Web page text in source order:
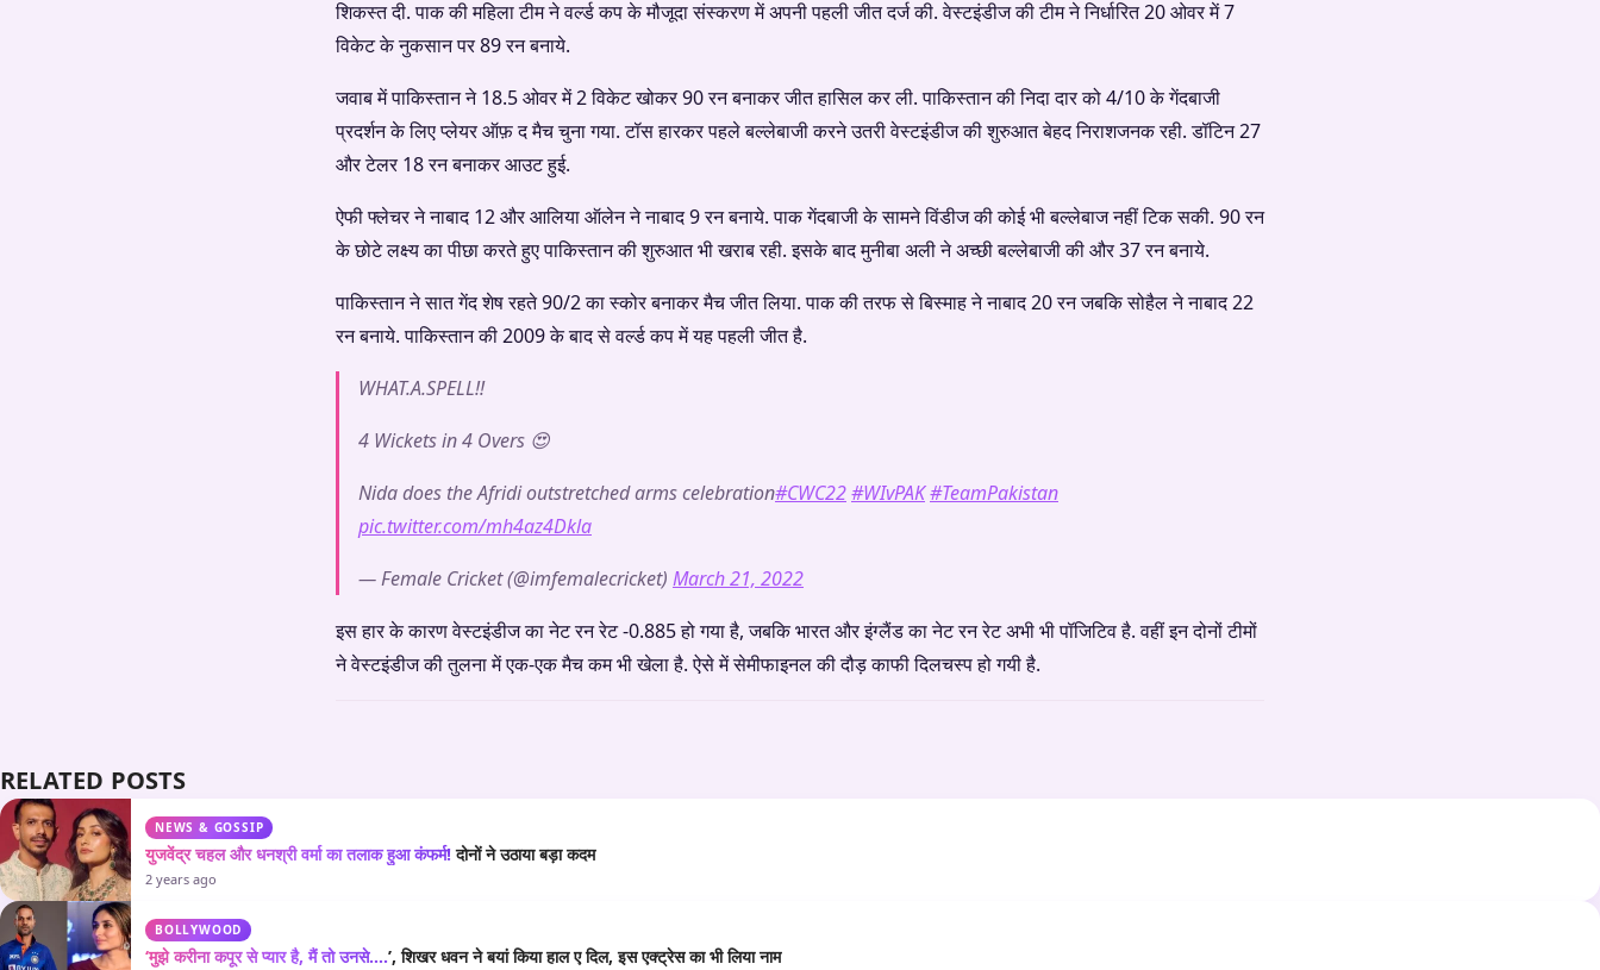
शिकस्त दी. पाक की महिला टीम ने वर्ल्ड कप के मौजूदा संस्करण में अपनी पहली जीत दर्ज की. वेस्टइंडीज की टीम ने निर्धारित 20 ओवर में 7
विकेट के नुकसान पर 89 रन बनाये.
जवाब में पाकिस्तान ने 18.5 ओवर में 2 विकेट खोकर 90 रन बनाकर जीत हासिल कर ली. पाकिस्तान की निदा दार को 4/10 के गेंदबाजी
प्रदर्शन के लिए प्लेयर ऑफ़ द मैच चुना गया. टॉस हारकर पहले बल्लेबाजी करने उतरी वेस्टइंडीज की शुरुआत बेहद निराशजनक रही. डॉटिन 27
और टेलर 18 रन बनाकर आउट हुई.
ऐफी फ्लेचर ने नाबाद 12 और आलिया ऑलेन ने नाबाद 9 रन बनाये. पाक गेंदबाजी के सामने विंडीज की कोई भी बल्लेबाज नहीं टिक सकी. 90 रन
के छोटे लक्ष्य का पीछा करते हुए पाकिस्तान की शुरुआत भी खराब रही. इसके बाद मुनीबा अली ने अच्छी बल्लेबाजी की और 37 रन बनाये.
पाकिस्तान ने सात गेंद शेष रहते 90/2 का स्कोर बनाकर मैच जीत लिया. पाक की तरफ से बिस्माह ने नाबाद 20 रन जबकि सोहैल ने नाबाद 22
रन बनाये. पाकिस्तान की 2009 के बाद से वर्ल्ड कप में यह पहली जीत है.
WHAT.A.SPELL!!
4 Wickets in 4 Overs 😍
Nida does the Afridi outstretched arms celebration#CWC22#WIvPAK#TeamPakistan
pic.twitter.com/mh4az4Dkla
— Female Cricket (@imfemalecricket) March 21, 2022
इस हार के कारण वेस्टइंडीज का नेट रन रेट -0.885 हो गया है, जबकि भारत और इंग्लैंड का नेट रन रेट अभी भी पॉजिटिव है. वहीं इन दोनों टीमों
ने वेस्टइंडीज की तुलना में एक-एक मैच कम भी खेला है. ऐसे में सेमीफाइनल की दौड़ काफी दिलचस्प हो गयी है.
RELATED POSTS
NEWS & GOSSIP
युजवेंद्र चहल और धनश्री वर्मा का तलाक हुआ कंफर्म!दोनों ने उठाया बड़ा कदम
2 years ago
BOLLYWOOD
‘मुझे करीना कपूर से प्यार है, मैं तो उनसे….’, शिखर धवन ने बयां किया हाल ए दिल, इस एक्ट्रेस का भी लिया नाम